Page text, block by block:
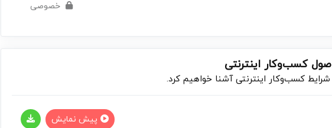
خصوصی
کسب‌و‌کار اینترنتی
شرایط کسب‌و‌کار اینترنتی آشنا خواهیم کرد.
پیش نمایش